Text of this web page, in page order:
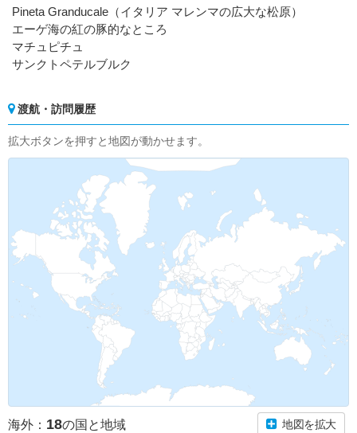
Pineta Granducale（イタリア マレンマの広大な松原）
エーゲ海の紅の豚的なところ
マチュピチュ
サンクトペテルブルク
渡航・訪問履歴
拡大ボタンを押すと地図が動かせます。
海外： 18の国と地域 地図を拡大